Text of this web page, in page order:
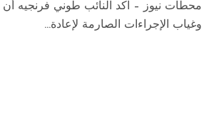
محطات نيوز – اكد النائب طوني فرنجيه أن “الفساد وسوء الإدارة
وغياب الإجراءات الصارمة لإعادة...